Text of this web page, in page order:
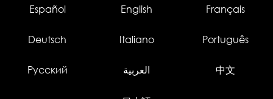
Español English Français
Deutsch Italiano Português
Русский العربية 中文